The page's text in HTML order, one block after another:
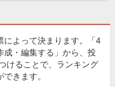
によって決まります。「4
成・編集する」から、投
けることで、ランキング
きます。